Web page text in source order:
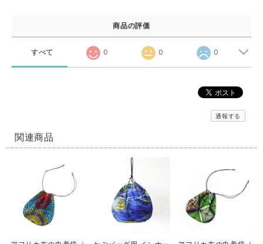
商品の評価
すべて 0 0 0
通報する
関連商品